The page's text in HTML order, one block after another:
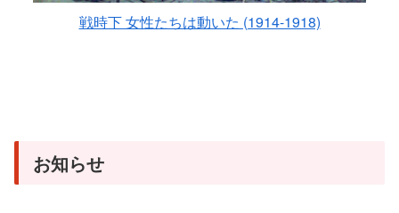
戦時下 女性たちは動いた (1914-1918)
お知らせ